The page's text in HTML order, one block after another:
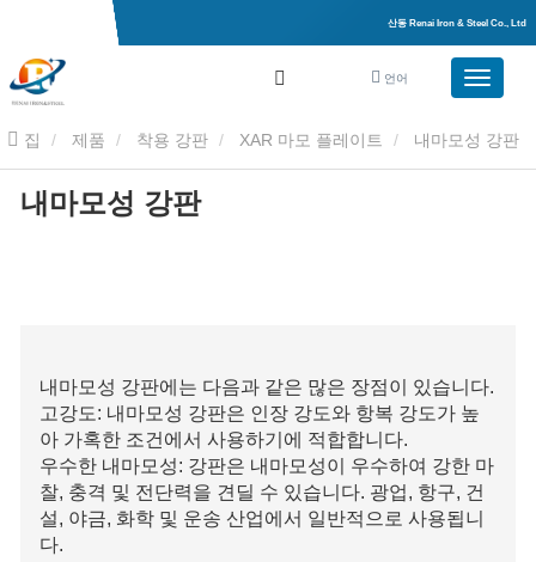
산동 Renai Iron & Steel Co., Ltd
언어
집 제품 착용 강판 XAR 마모 플레이트 내마모성 강판
내마모성 강판
내마모성 강판에는 다음과 같은 많은 장점이 있습니다.
고강도: 내마모성 강판은 인장 강도와 항복 강도가 높
아 가혹한 조건에서 사용하기에 적합합니다.
우수한 내마모성: 강판은 내마모성이 우수하여 강한 마
찰, 충격 및 전단력을 견딜 수 있습니다. 광업, 항구, 건
설, 야금, 화학 및 운송 산업에서 일반적으로 사용됩니
다.